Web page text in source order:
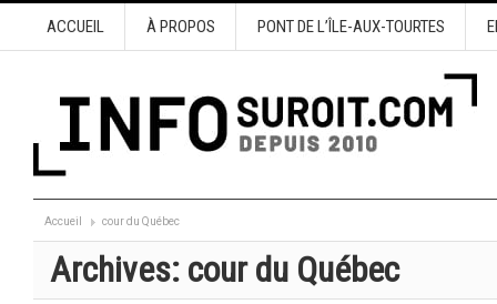
ACCUEIL À PROPOS PONT DE L’ÎLE-AUX-TOURTES
Accueil cour du Québec
Archives: cour du Québec